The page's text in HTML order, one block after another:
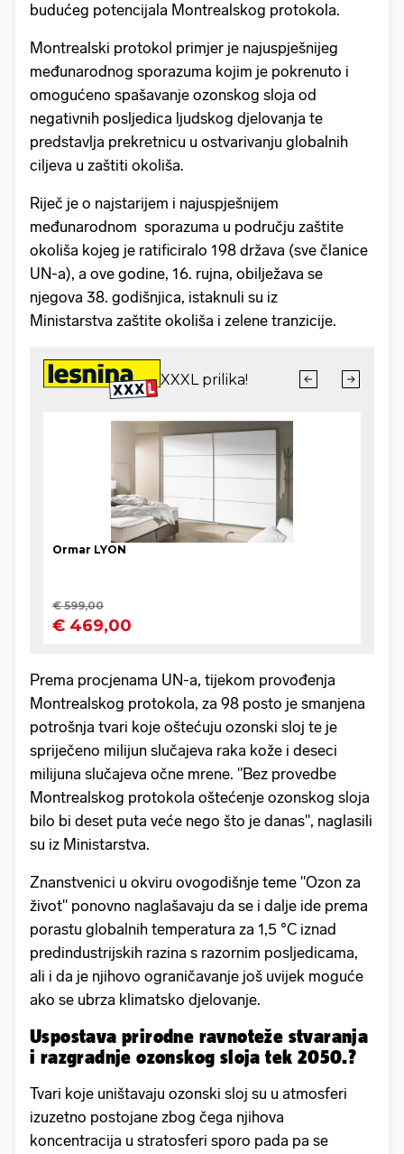
budućeg potencijala Montrealskog protokola.
Montrealski protokol primjer je najuspješnijeg
međunarodnog sporazuma kojim je pokrenuto i
omogućeno spašavanje ozonskog sloja od
negativnih posljedica ljudskog djelovanja te
predstavlja prekretnicu u ostvarivanju globalnih
ciljeva u zaštiti okoliša.
Riječ je o najstarijem i najuspješnijem
međunarodnom sporazuma u području zaštite
okoliša kojeg je ratificiralo 198 država (sve članice
UN-a), a ove godine, 16. rujna, obilježava se
njegova 38. godišnjica, istaknuli su iz
Ministarstva zaštite okoliša i zelene tranzicije.
Prema procjenama UN-a, tijekom provođenja
Montrealskog protokola, za 98 posto je smanjena
potrošnja tvari koje oštećuju ozonski sloj te je
spriječeno milijun slučajeva raka kože i deseci
milijuna slučajeva očne mrene. "Bez provedbe
Montrealskog protokola oštećenje ozonskog sloja
bilo bi deset puta veće nego što je danas", naglasili
su iz Ministarstva.
Znanstvenici u okviru ovogodišnje teme "Ozon za
život" ponovno naglašavaju da se i dalje ide prema
porastu globalnih temperatura za 1,5 °C iznad
predindustrijskih razina s razornim posljedicama,
ali i da je njihovo ograničavanje još uvijek moguće
ako se ubrza klimatsko djelovanje.
Uspostava prirodne ravnoteže stvaranja
i razgradnje ozonskog sloja tek 2050.?
Tvari koje uništavaju ozonski sloj su u atmosferi
izuzetno postojane zbog čega njihova
koncentracija u stratosferi sporo pada pa se